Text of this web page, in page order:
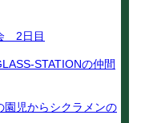
2日目
STATIONの仲間
園児からシクラメンの